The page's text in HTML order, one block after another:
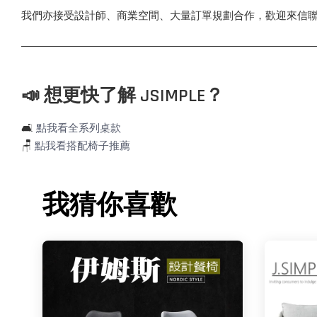
我們亦接受設計師、商業空間、大量訂單規劃合作，歡迎來信
📣 想更快了解 JSIMPLE？
🛋️ 點我看全系列桌款
🪑 點我看搭配椅子推薦
我猜你喜歡